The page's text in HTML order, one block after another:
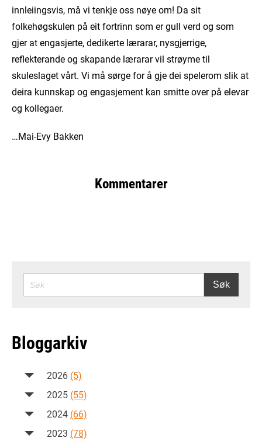
innleiingsvis, må vi tenkje oss nøye om! Da sit
folkehøgskulen på eit fortrinn som er gull verd og som
gjer at engasjerte, dedikerte lærarar, nysgjerrige,
reflekterande og skapande lærarar vil strøyme til
skuleslaget vårt. Vi må sørge for å gje dei spelerom slik at
deira kunnskap og engasjement kan smitte over på elevar
og kollegaer.
…Mai-Evy Bakken
Kommentarer
SØK Søk
Bloggarkiv
2026 (5)
2025 (55)
2024 (66)
2023 (78)